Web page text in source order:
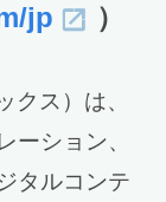
jp ）
ス）は、
ーション、
タルコンテ